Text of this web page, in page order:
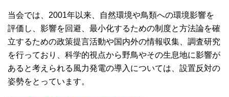
当会では、2001年以来、自然環境や鳥類への環境影響を
評価し、影響を回避、最小化するための制度と方法論を確
立するための政策提言活動や国内外の情報収集、調査研究
を行っており、科学的視点から野鳥やその生息地に影響が
あると考えられる風力発電の導入については、設置反対の
姿勢をとっています。